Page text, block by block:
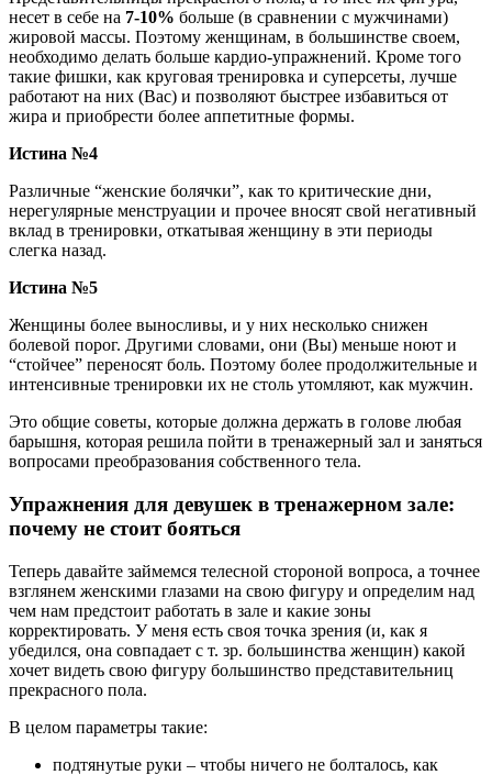
несет в себе на 7-10% больше (в сравнении с мужчинами)
жировой массы. Поэтому женщинам, в большинстве своем,
необходимо делать больше кардио-упражнений. Кроме того
такие фишки, как круговая тренировка и суперсеты, лучше
работают на них (Вас) и позволяют быстрее избавиться от
жира и приобрести более аппетитные формы.
Истина №4
Различные “женские болячки”, как то критические дни,
нерегулярные менструации и прочее вносят свой негативный
вклад в тренировки, откатывая женщину в эти периоды
слегка назад.
Истина №5
Женщины более выносливы, и у них несколько снижен
болевой порог. Другими словами, они (Вы) меньше ноют и
“стойчее” переносят боль. Поэтому более продолжительные и
интенсивные тренировки их не столь утомляют, как мужчин.
Это общие советы, которые должна держать в голове любая
барышня, которая решила пойти в тренажерный зал и заняться
вопросами преобразования собственного тела.
Упражнения для девушек в тренажерном зале:
почему не стоит бояться
Теперь давайте займемся телесной стороной вопроса, а точнее
взглянем женскими глазами на свою фигуру и определим над
чем нам предстоит работать в зале и какие зоны
корректировать. У меня есть своя точка зрения (и, как я
убедился, она совпадает с т. зр. большинства женщин) какой
хочет видеть свою фигуру большинство представительниц
прекрасного пола.
В целом параметры такие:
подтянутые руки – чтобы ничего не болталось, как